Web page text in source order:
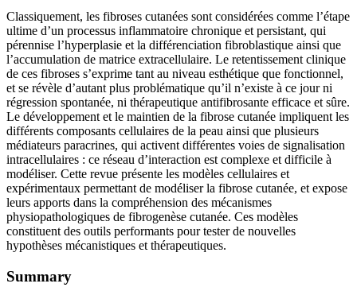
Classiquement, les fibroses cutanées sont considérées comme l’étape
ultime d’un processus inflammatoire chronique et persistant, qui
pérennise l’hyperplasie et la différenciation fibroblastique ainsi que
l’accumulation de matrice extracellulaire. Le retentissement clinique
de ces fibroses s’exprime tant au niveau esthétique que fonctionnel,
et se révèle d’autant plus problématique qu’il n’existe à ce jour ni
régression spontanée, ni thérapeutique antifibrosante efficace et sûre.
Le développement et le maintien de la fibrose cutanée impliquent les
différents composants cellulaires de la peau ainsi que plusieurs
médiateurs paracrines, qui activent différentes voies de signalisation
intracellulaires : ce réseau d’interaction est complexe et difficile à
modéliser. Cette revue présente les modèles cellulaires et
expérimentaux permettant de modéliser la fibrose cutanée, et expose
leurs apports dans la compréhension des mécanismes
physiopathologiques de fibrogenèse cutanée. Ces modèles
constituent des outils performants pour tester de nouvelles
hypothèses mécanistiques et thérapeutiques.
Summary